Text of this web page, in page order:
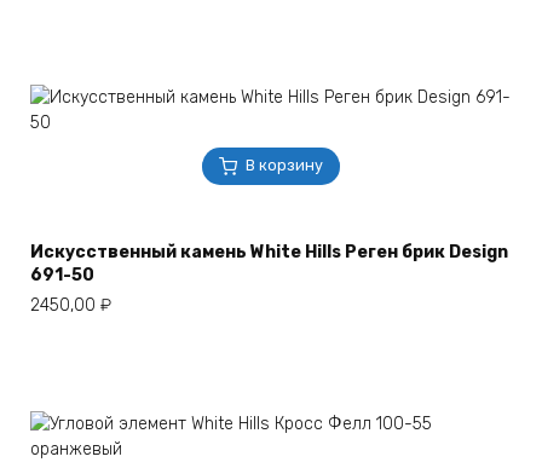
В корзину
Искусственный камень White Hills Реген брик Design
691-50
2450,00 ₽